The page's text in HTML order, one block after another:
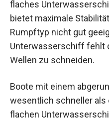
flaches
bietet maximale
Rumpftyp nicht gut
Unterwasserschiff fehlt
Wellen zu schneiden.
Boote mit einem
wesentlich schneller als
flachen